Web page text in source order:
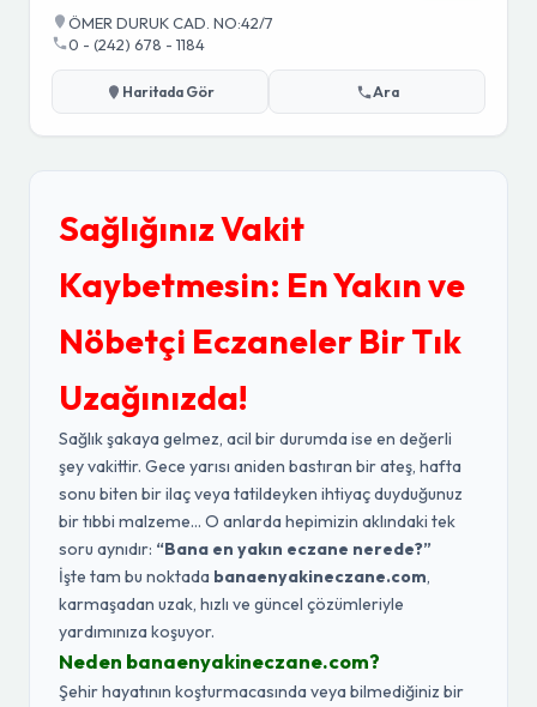
ÖMER DURUK CAD. NO:42/7
0 - (242) 678 - 1184
Haritada Gör Ara
Sağlığınız Vakit
Kaybetmesin: En Yakın ve
Nöbetçi Eczaneler Bir Tık
Uzağınızda!
Sağlık şakaya gelmez, acil bir durumda ise en değerli
şey vakittir. Gece yarısı aniden bastıran bir ateş, hafta
sonu biten bir ilaç veya tatildeyken ihtiyaç duyduğunuz
bir tıbbi malzeme... O anlarda hepimizin aklındaki tek
soru aynıdır: “Bana en yakın eczane nerede?”
İşte tam bu noktada banaenyakineczane.com,
karmaşadan uzak, hızlı ve güncel çözümleriyle
yardımınıza koşuyor.
Neden banaenyakineczane.com?
Şehir hayatının koşturmacasında veya bilmediğiniz bir